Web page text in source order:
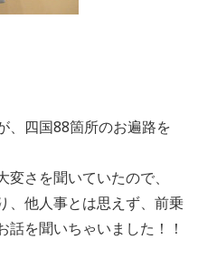
、四国88箇所のお遍路を
さを聞いていたので、
、他人事とは思えず、前乗
話を聞いちゃいました！！